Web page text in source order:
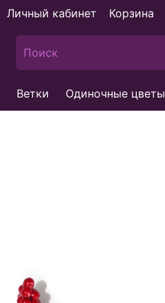
Личный кабинет Корзина
Ветки Одиночные цветы